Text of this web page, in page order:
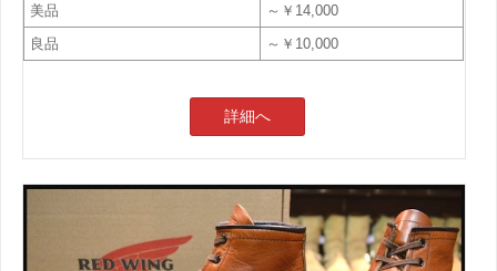
美品
～￥14,000
良品
～￥10,000
詳細へ